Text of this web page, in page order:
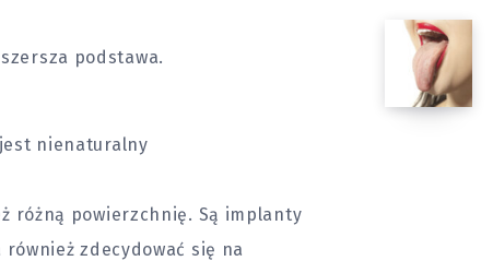
podstawa.
nienaturalny
różną powierzchnię. Są implanty
zdecydować się na